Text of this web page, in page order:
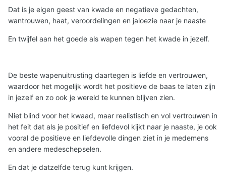
Dat is je eigen geest van kwade en negatieve gedachten,
wantrouwen, haat, veroordelingen en jaloezie naar je naaste
En twijfel aan het goede als wapen tegen het kwade in jezelf.
De beste wapenuitrusting daartegen is liefde en vertrouwen,
waardoor het mogelijk wordt het positieve de baas te laten zijn
in jezelf en zo ook je wereld te kunnen blijven zien.
Niet blind voor het kwaad, maar realistisch en vol vertrouwen in
het feit dat als je positief en liefdevol kijkt naar je naaste, je ook
vooral de positieve en liefdevolle dingen ziet in je medemens
en andere medeschepselen.
En dat je datzelfde terug kunt krijgen.